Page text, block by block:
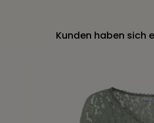
Kunden haben sich